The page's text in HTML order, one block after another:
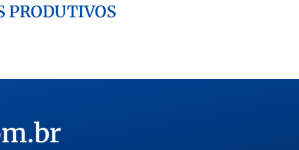
PRODUTIVOS